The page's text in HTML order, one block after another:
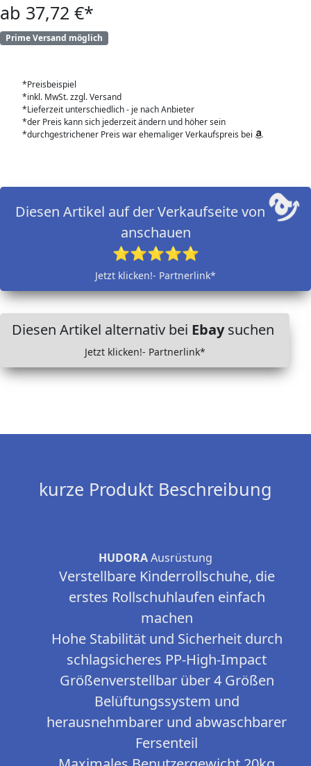
ab 37,72 €*
Prime Versand möglich
*Preisbeispiel
*inkl. MwSt. zzgl. Versand
*Lieferzeit unterschiedlich - je nach Anbieter
*der Preis kann sich jederzeit ändern und höher sein
*durchgestrichener Preis war ehemaliger Verkaufspreis bei
Diesen Artikel auf der Verkaufseite von
anschauen
⭐⭐⭐⭐⭐
Jetzt klicken!- Partnerlink*
Diesen Artikel alternativ bei Ebaysuchen
Jetzt klicken!- Partnerlink*
kurze Produkt Beschreibung
HUDORAAusrüstung
Verstellbare Kinderrollschuhe, die
erstes Rollschuhlaufen einfach
machen
Hohe Stabilität und Sicherheit durch
schlagsicheres PP-High-Impact
Größenverstellbar über 4 Größen
Belüftungssystem und
herausnehmbarer und abwaschbarer
Fersenteil